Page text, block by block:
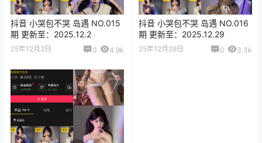
抖音 小哭包不哭 岛遇 NO.015
期 更新至：2025.12.2
25年12月2日 0 4.9k
抖音 小哭包不哭 岛遇 NO.016
期 更新至：2025.12.29
25年12月29日 0 3.3k